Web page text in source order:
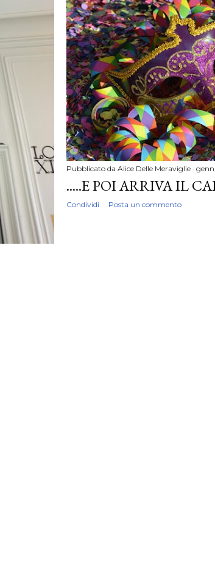
Pubblicato da Alice Delle Meraviglie
.....E POI ARRIVA IL
Condividi Posta un commento